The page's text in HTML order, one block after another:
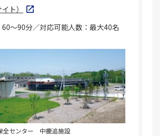
ト）
60～90分／対応可能人数：最大40名
全センター 中鹿追施設